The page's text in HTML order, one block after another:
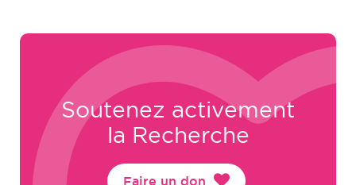
Soutenez activement
la Recherche
Faire un don